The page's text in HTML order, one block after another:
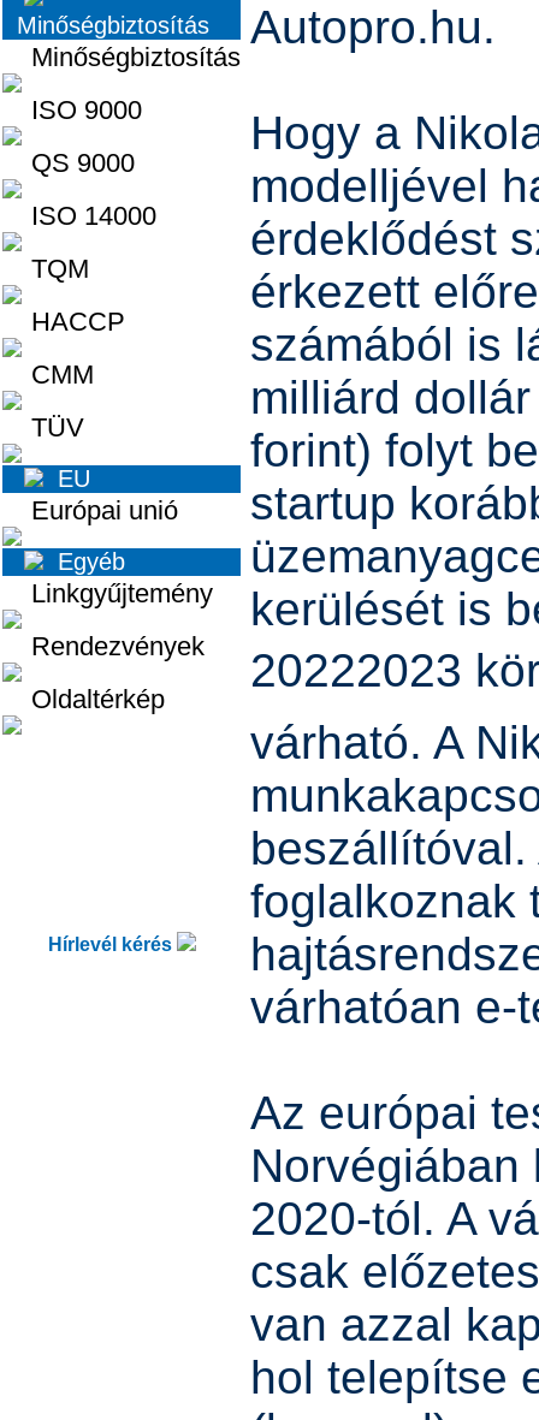
Minőségbiztosítás
Minőségbiztosítás
ISO 9000
QS 9000
ISO 14000
TQM
HACCP
CMM
TÜV
EU
Európai unió
Egyéb
Linkgyűjtemény
Rendezvények
Oldaltérkép
Hírlevél kérés
Autopro.hu.
Hogy a
modelljével
érdeklődést
érkezett
számából is
milliárd
forint) folyt
startup
kerülését is
20222023
várható. A
beszállítóval.
foglalkoznak
várhatóan e-
Az európai
Norvégiában
2020-tól. A
csak
van azzal
hol telepítse